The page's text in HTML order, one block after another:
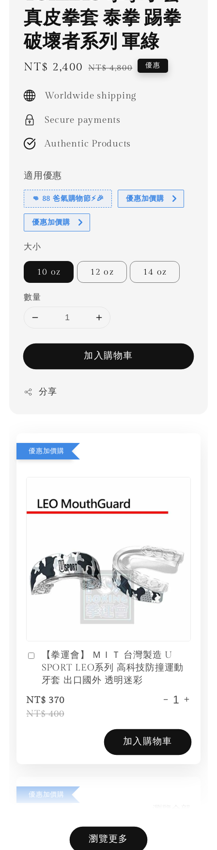
真皮拳套 泰拳 踢拳
破壞者系列 軍綠
Sale
NT$ 2,400 Regular
NT$ 4,800 優惠
Worldwide shipping
Secure payments
Authentic Products
適用優惠
👊 88 爸氣購物節⚡🎉 優惠加價購
優惠加價購
大小
10 oz 12 oz 14 oz
數量
加入購物車
分享
優惠加價購
【拳運會】 ＭＩＴ 台灣製造 U
SPORT LEO系列 高科技防撞運動
牙套 出口國外 透明迷彩
NT$ 370
NT$ 400
- +
加入購物車
優惠加價購
瀏覽更多